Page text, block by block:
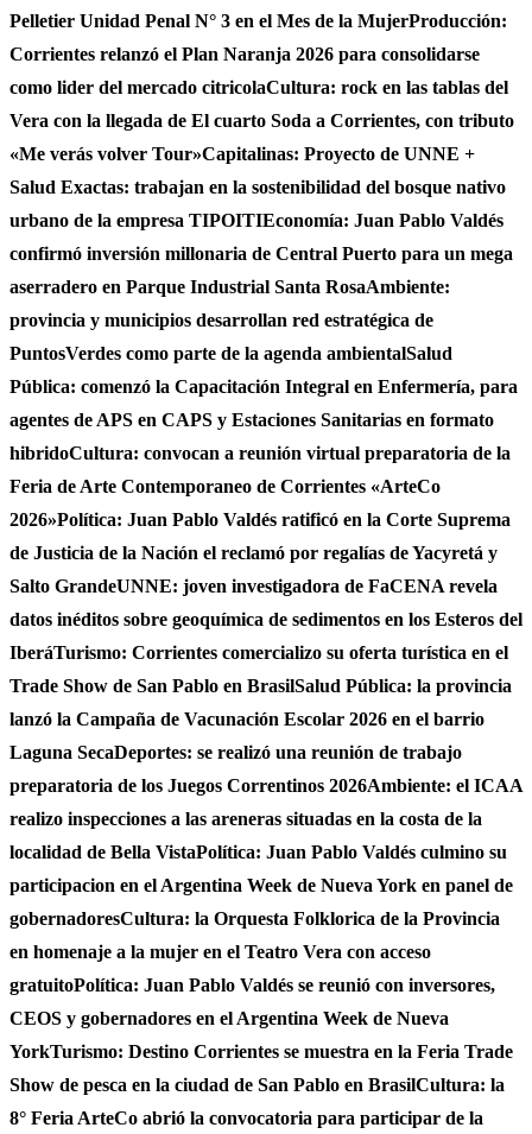
Pelletier Unidad Penal N° 3 en el Mes de la MujerProducción:
Corrientes relanzó el Plan Naranja 2026 para consolidarse
como lider del mercado citricolaCultura: rock en las tablas del
Vera con la llegada de El cuarto Soda a Corrientes, con tributo
«Me verás volver Tour»Capitalinas: Proyecto de UNNE +
Salud Exactas: trabajan en la sostenibilidad del bosque nativo
urbano de la empresa TIPOITIEconomía: Juan Pablo Valdés
confirmó inversión millonaria de Central Puerto para un mega
aserradero en Parque Industrial Santa RosaAmbiente:
provincia y municipios desarrollan red estratégica de
PuntosVerdes como parte de la agenda ambientalSalud
Pública: comenzó la Capacitación Integral en Enfermería, para
agentes de APS en CAPS y Estaciones Sanitarias en formato
hibridoCultura: convocan a reunión virtual preparatoria de la
Feria de Arte Contemporaneo de Corrientes «ArteCo
2026»Política: Juan Pablo Valdés ratificó en la Corte Suprema
de Justicia de la Nación el reclamó por regalías de Yacyretá y
Salto GrandeUNNE: joven investigadora de FaCENA revela
datos inéditos sobre geoquímica de sedimentos en los Esteros del
IberáTurismo: Corrientes comercializo su oferta turística en el
Trade Show de San Pablo en BrasilSalud Pública: la provincia
lanzó la Campaña de Vacunación Escolar 2026 en el barrio
Laguna SecaDeportes: se realizó una reunión de trabajo
preparatoria de los Juegos Correntinos 2026Ambiente: el ICAA
realizo inspecciones a las areneras situadas en la costa de la
localidad de Bella VistaPolítica: Juan Pablo Valdés culmino su
participacion en el Argentina Week de Nueva York en panel de
gobernadoresCultura: la Orquesta Folklorica de la Provincia
en homenaje a la mujer en el Teatro Vera con acceso
gratuitoPolítica: Juan Pablo Valdés se reunió con inversores,
CEOS y gobernadores en el Argentina Week de Nueva
YorkTurismo: Destino Corrientes se muestra en la Feria Trade
Show de pesca en la ciudad de San Pablo en BrasilCultura: la
8° Feria ArteCo abrió la convocatoria para participar de la